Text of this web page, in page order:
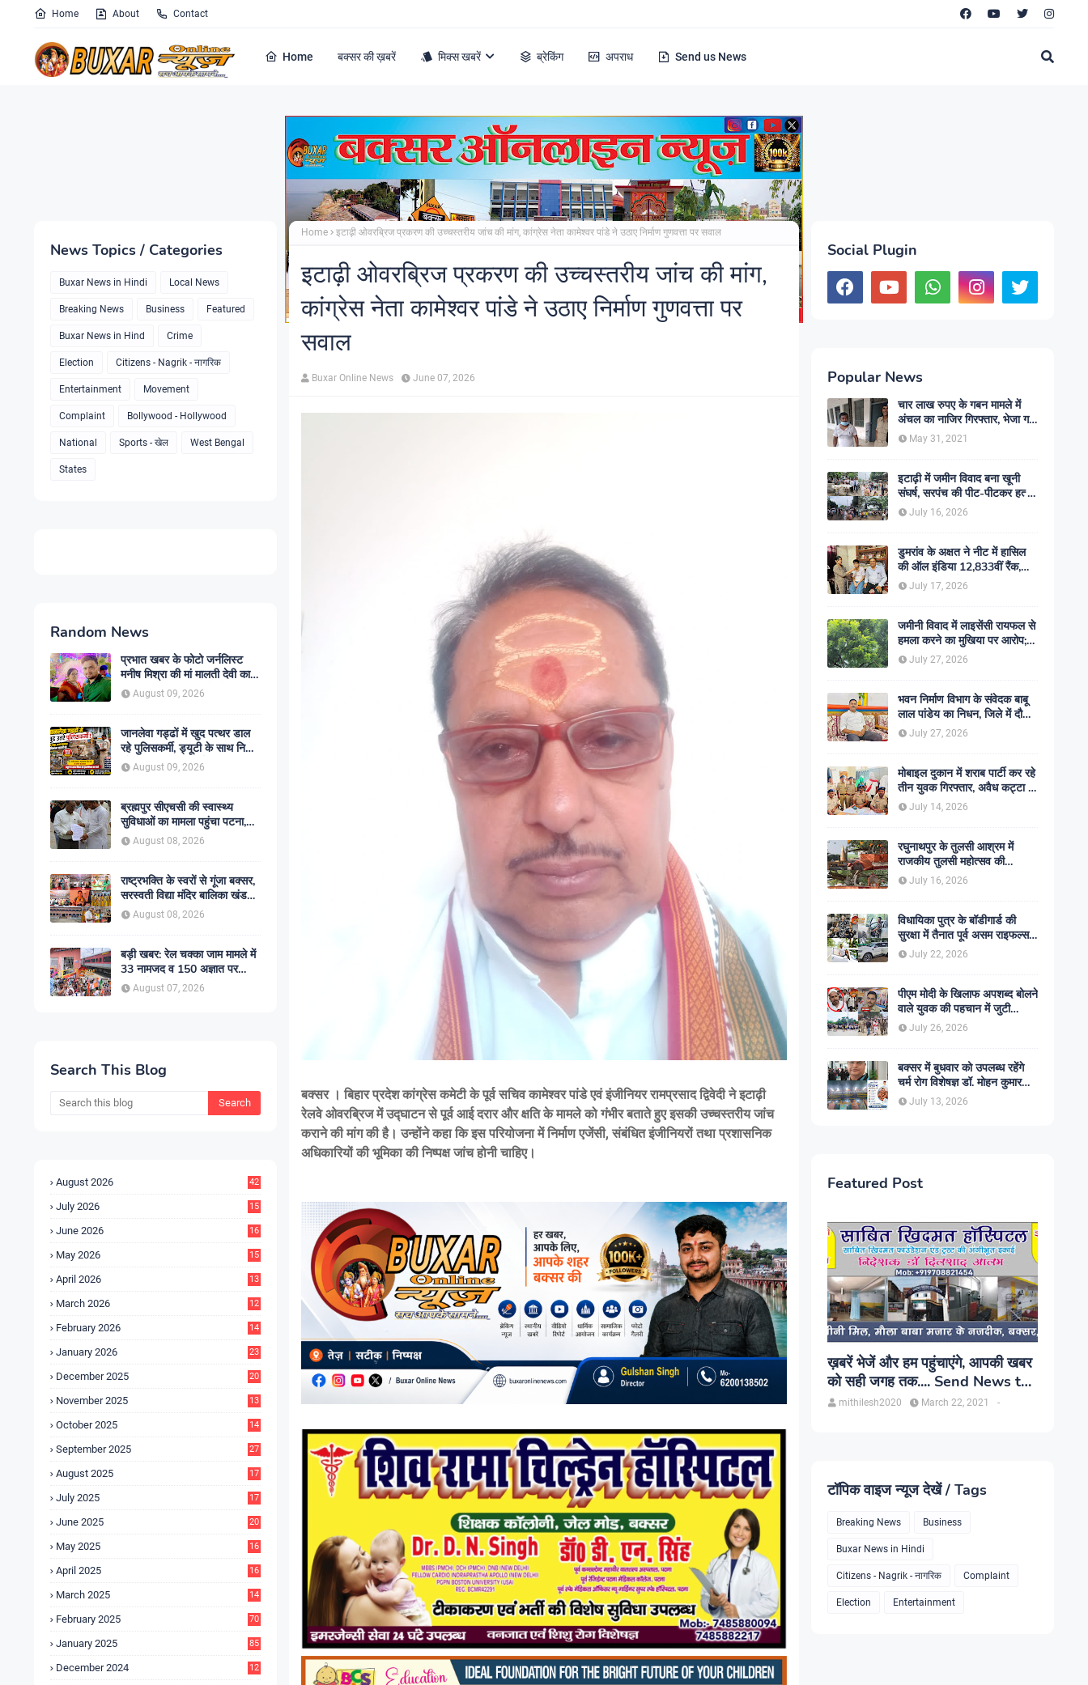
Home About Contact
Home बक्सर की ख़बरें मिक्स खबरें ब्रेकिंग अपराध Send us News
News Topics / Categories
Buxar News in Hindi Local News
Breaking News Business Featured
Buxar News in Hind Crime
Election Citizens - Nagrik - नागरिक
Entertainment Movement
Complaint Bollywood - Hollywood
National Sports - खेल West Bengal
States
Random News
प्रभात खबर के फोटो जर्नलिस्ट
मनीष मिश्रा की मां मालती देवी का
निधन, पत्रकार जगत में शोक की
लहर
August 09, 2026
जानलेवा गड्ढों में खुद पत्थर डाल
रहे पुलिसकर्मी, ड्यूटी के साथ निभा
रहे इंसानियत का फर्ज
August 09, 2026
ब्रह्मपुर सीएचसी की स्वास्थ्य
सुविधाओं का मामला पहुंचा पटना,
अब विभागीय फैसले का इंतजार
August 08, 2026
राष्ट्रभक्ति के स्वरों से गूंजा बक्सर,
सरस्वती विद्या मंदिर बालिका खंड
बना विजेता
August 08, 2026
बड़ी खबर: रेल चक्का जाम मामले में
33 नामजद व 150 अज्ञात पर
एफआईआर, आरपीएफ ने शुरू की
कार्रवाई
August 07, 2026
Search This Blog
August 2026 42
July 2026
15
June 2026
16
May 2026
15
April 2026
13
March 2026
12
February 2026
14
January 2026
23
December 2025
20
November 2025
13
October 2025
14
September 2025
27
August 2025
17
July 2025
17
June 2025
20
May 2025
16
April 2025
16
March 2025
14
February 2025 70
January 2025 85
December 2024
12
Home इटाढ़ी ओवरब्रिज प्रकरण की उच्चस्तरीय जांच की मांग, कांग्रेस नेता कामेश्वर पांडे ने उठाए निर्माण गुणवत्ता पर सवाल
इटाढ़ी ओवरब्रिज प्रकरण की उच्चस्तरीय जांच की मांग,
कांग्रेस नेता कामेश्वर पांडे ने उठाए निर्माण गुणवत्ता पर
सवाल
Buxar Online News June 07, 2026
बक्सर । बिहार प्रदेश कांग्रेस कमेटी के पूर्व सचिव कामेश्वर पांडे एवं इंजीनियर रामप्रसाद द्विवेदी ने इटाढ़ी
रेलवे ओवरब्रिज में उद्घाटन से पूर्व आई दरार और क्षति के मामले को गंभीर बताते हुए इसकी उच्चस्तरीय जांच
कराने की मांग की है। उन्होंने कहा कि इस परियोजना में निर्माण एजेंसी, संबंधित इंजीनियरों तथा प्रशासनिक
अधिकारियों की भूमिका की निष्पक्ष जांच होनी चाहिए।
Social Plugin
Popular News
चार लाख रुपए के गबन मामले में
अंचल का नाजिर गिरफ्तार, भेजा गया
जेल- sent jail
May 31, 2021
इटाढ़ी में जमीन विवाद बना खूनी
संघर्ष, सरपंच की पीट-पीटकर हत्या;
दो बेटे घायल, सड़क जाम
July 16, 2026
डुमरांव के अक्षत ने नीट में हासिल
की ऑल इंडिया 12,833वीं रैंक,
ऑनलाइन पढ़ाई से रचा सफलता का
इतिहास
July 17, 2026
जमीनी विवाद में लाइसेंसी रायफल से
हमला करने का मुखिया पर आरोप;
मामले की जांच में जुटी पुलिस
July 27, 2026
भवन निर्माण विभाग के संवेदक बाबू
लाल पांडेय का निधन, जिले में दौड़ी
शोक की लहर
July 27, 2026
मोबाइल दुकान में शराब पार्टी कर रहे
तीन युवक गिरफ्तार, अवैध कट्टा व
कारतूस बरामद
July 14, 2026
रघुनाथपुर के तुलसी आश्रम में
राजकीय तुलसी महोत्सव की
अनुशंसा, बीडीओ ने भेजी
सकारात्मक रिपोर्ट
July 16, 2026
विधायिका पुत्र के बॉडीगार्ड की
सुरक्षा में तैनात पूर्व असम राइफल्स
जवान की गोली मारकर हत्या,
सहकर्मी अंगरक्षक गिरफ्तार
July 22, 2026
पीएम मोदी के खिलाफ अपशब्द बोलने
वाले युवक की पहचान में जुटी
पुलिस, बक्सर एसपी ने दिए सख्त
कार्रवाई के संकेत
July 26, 2026
बक्सर में बुधवार को उपलब्ध रहेंगे
चर्म रोग विशेषज्ञ डॉ. मोहन कुमार
सिंह, प्रकाश यूरो क्लिनिक में होगा
परामर्श
July 13, 2026
Featured Post
ख़बरें भेजें और हम पहुंचाएंगे, आपकी खबर
को सही जगह तक.... Send News to
us!mithilesh2020 -
March 22, 2021
टॉपिक वाइज न्यूज देखें / Tags
Breaking News Business
Buxar News in Hindi
Citizens - Nagrik - नागरिक Complaint
Election Entertainment